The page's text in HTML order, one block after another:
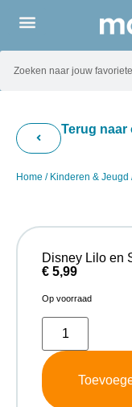
Terug naar
Home / Kinderen & Jeugd
Disney Lilo en
€ 5,99
Op voorraad